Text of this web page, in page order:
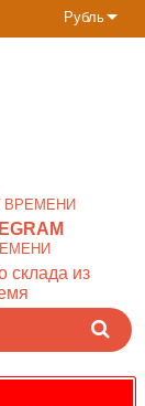
Рубль
ВРЕМЕНИ
склада из